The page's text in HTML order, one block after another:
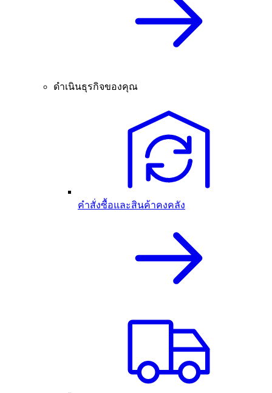
ดำเนินธุรกิจของคุณ
คำสั่งซื้อและสินค้าคงคลัง